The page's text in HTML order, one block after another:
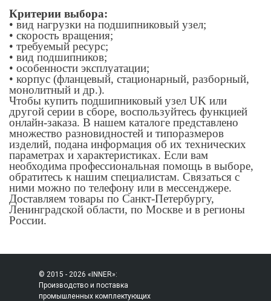
Критерии выбора:
• вид нагрузки на подшипниковый узел;
• скорость вращения;
• требуемый ресурс;
• вид подшипников;
• особенности эксплуатации;
• корпус (фланцевый, стационарный, разборный,
монолитный и др.).
Чтобы купить подшипниковый узел UK или
другой серии в сборе, воспользуйтесь функцией
онлайн-заказа. В нашем каталоге представлено
множество разновидностей и типоразмеров
изделий, подана информация об их технических
параметрах и характеристиках. Если вам
необходима профессиональная помощь в выборе,
обратитесь к нашим специалистам. Связаться с
ними можно по телефону или в мессенджере.
Доставляем товары по Санкт-Петербургу,
Ленинградской области, по Москве и в регионы
России.
© 2015 - 2026 «INNER»:
Производство и поставка
промышленных комплектующих